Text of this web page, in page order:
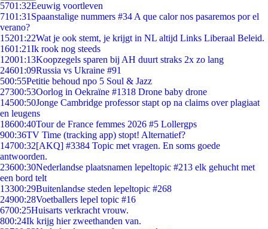
5701:32Eeuwig voortleven
7101:31 Spaanstalige nummers #34 A que calor nos pasaremos por el
verano?
15201:22Wat je ook stemt, je krijgt in NL altijd Links Liberaal Beleid.
1601:21Ik rook nog steeds
12001:13Koopzegels sparen bij AH duurt straks 2x zo lang
24601:09Russia vs Ukraine #91
500:55Petitie behoud npo 5 Soul & Jazz
27300:53Oorlog in Oekraïne #1318 Drone baby drone
14500:50Jonge Cambridge professor stapt op na claims over plagiaat
en leugens
18600:40Tour de France femmes 2026 #5 Lollergps
900:36TV Time (tracking app) stopt! Alternatief?
14700:32[AKQ] #3384 Topic met vragen. En soms goede
antwoorden.
23600:30Nederlandse plaatsnamen lepeltopic #213 elk gehucht met
een bord telt
13300:29Buitenlandse steden lepeltopic #268
24900:28Voetballers lepel topic #16
6700:25Huisarts verkracht vrouw.
800:24Ik krijg hier zweethanden van.